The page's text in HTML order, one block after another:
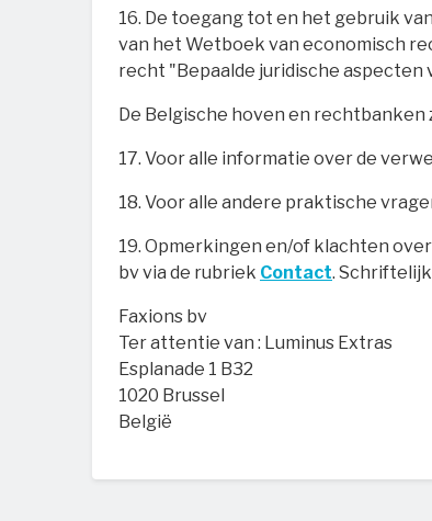
16. De toegang tot en het gebruik
van het Wetboek van economisch
recht "Bepaalde juridische aspecten
De Belgische hoven en
17. Voor alle informatie over de
18. Voor alle andere praktische
19. Opmerkingen en/of klachten
bv via de rubriek Contact.
Faxions bv
Ter attentie van : Luminus Extras
Esplanade 1 B32
1020 Brussel
België